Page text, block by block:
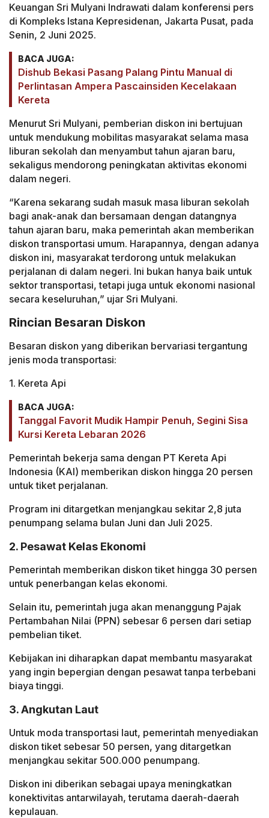
Keuangan Sri Mulyani Indrawati dalam konferensi pers
di Kompleks Istana Kepresidenan, Jakarta Pusat, pada
Senin, 2 Juni 2025.
BACA JUGA:
Dishub Bekasi Pasang Palang Pintu Manual di
Perlintasan Ampera Pascainsiden Kecelakaan
Kereta
Menurut Sri Mulyani, pemberian diskon ini bertujuan
untuk mendukung mobilitas masyarakat selama masa
liburan sekolah dan menyambut tahun ajaran baru,
sekaligus mendorong peningkatan aktivitas ekonomi
dalam negeri.
“Karena sekarang sudah masuk masa liburan sekolah
bagi anak-anak dan bersamaan dengan datangnya
tahun ajaran baru, maka pemerintah akan memberikan
diskon transportasi umum. Harapannya, dengan adanya
diskon ini, masyarakat terdorong untuk melakukan
perjalanan di dalam negeri. Ini bukan hanya baik untuk
sektor transportasi, tetapi juga untuk ekonomi nasional
secara keseluruhan,” ujar Sri Mulyani.
Rincian Besaran Diskon
Besaran diskon yang diberikan bervariasi tergantung
jenis moda transportasi:
1. Kereta Api
BACA JUGA:
Tanggal Favorit Mudik Hampir Penuh, Segini Sisa
Kursi Kereta Lebaran 2026
Pemerintah bekerja sama dengan PT Kereta Api
Indonesia (KAI) memberikan diskon hingga 20 persen
untuk tiket perjalanan.
Program ini ditargetkan menjangkau sekitar 2,8 juta
penumpang selama bulan Juni dan Juli 2025.
2. Pesawat Kelas Ekonomi
Pemerintah memberikan diskon tiket hingga 30 persen
untuk penerbangan kelas ekonomi.
Selain itu, pemerintah juga akan menanggung Pajak
Pertambahan Nilai (PPN) sebesar 6 persen dari setiap
pembelian tiket.
Kebijakan ini diharapkan dapat membantu masyarakat
yang ingin bepergian dengan pesawat tanpa terbebani
biaya tinggi.
3. Angkutan Laut
Untuk moda transportasi laut, pemerintah menyediakan
diskon tiket sebesar 50 persen, yang ditargetkan
menjangkau sekitar 500.000 penumpang.
Diskon ini diberikan sebagai upaya meningkatkan
konektivitas antarwilayah, terutama daerah-daerah
kepulauan.